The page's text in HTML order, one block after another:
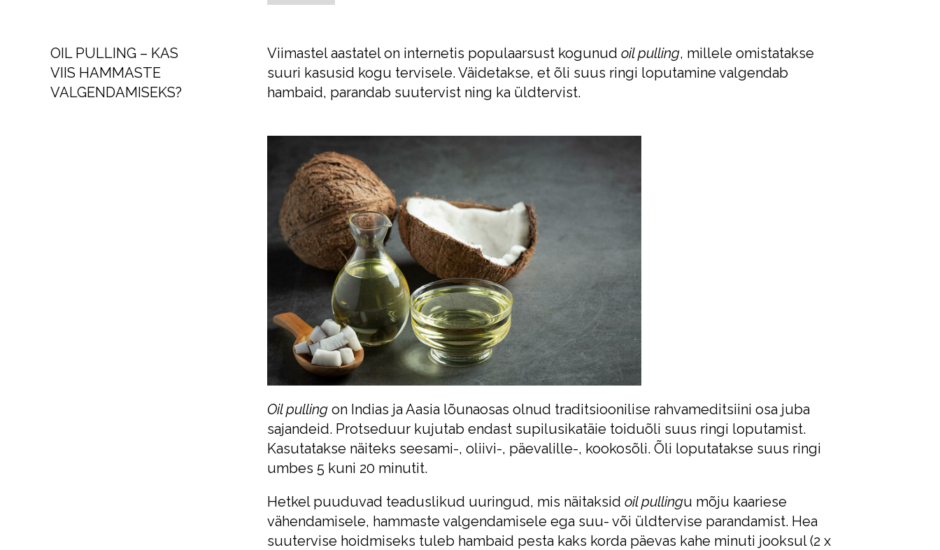
OIL PULLING – KAS
VIIS HAMMASTE
VALGENDAMISEKS?
Viimastel aastatel on internetis populaarsust kogunud oil pulling, millele omistatakse
suuri kasusid kogu tervisele. Väidetakse, et õli suus ringi loputamine valgendab
hambaid, parandab suutervist ning ka üldtervist.
Oil pulling on Indias ja Aasia lõunaosas olnud traditsioonilise rahvameditsiini osa juba
sajandeid. Protseduur kujutab endast supilusikatäie toiduõli suus ringi loputamist.
Kasutatakse näiteks seesami-, oliivi-, päevalille-, kookosõli. Õli loputatakse suus ringi
umbes 5 kuni 20 minutit.
Hetkel puuduvad teaduslikud uuringud, mis näitaksid oil pullingu mõju kaariese
vähendamisele, hammaste valgendamisele ega suu- või üldtervise parandamist. Hea
suutervise hoidmiseks tuleb hambaid pesta kaks korda päevas kahe minuti jooksul (2 x